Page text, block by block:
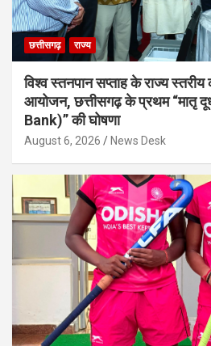
छत्तीसगढ़ राज्य
विश्व स्तनपान सप्ताह के राज्य
आयोजन, छत्तीसगढ़ के प्रथम “मातृ
Bank)” की घोषणा
August 6, 2026 News Desk